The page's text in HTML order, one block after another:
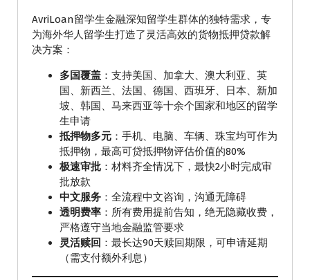
AvriLoan留学生金融深知留学生群体的独特需求，专
为海外华人留学生打造了灵活高效的货物抵押贷款解
决方案：
多国覆盖 ：支持美国、加拿大、澳大利亚、英
国、新西兰、法国、德国、西班牙、日本、新加
坡、韩国、马来西亚等十余个国家和地区的留学
生申请
抵押物多元 ：手机、电脑、车辆、珠宝均可作为
抵押物，最高可贷抵押物评估价值的80%
极速审批 ：材料齐全情况下，最快2小时完成审
批放款
中文服务 ：全流程中文咨询，沟通无障碍
透明费率 ：所有费用提前告知，绝无隐藏收费，
严格遵守当地金融监管要求
灵活赎回 ：最长达90天赎回期限，可申请延期
（需支付额外利息）